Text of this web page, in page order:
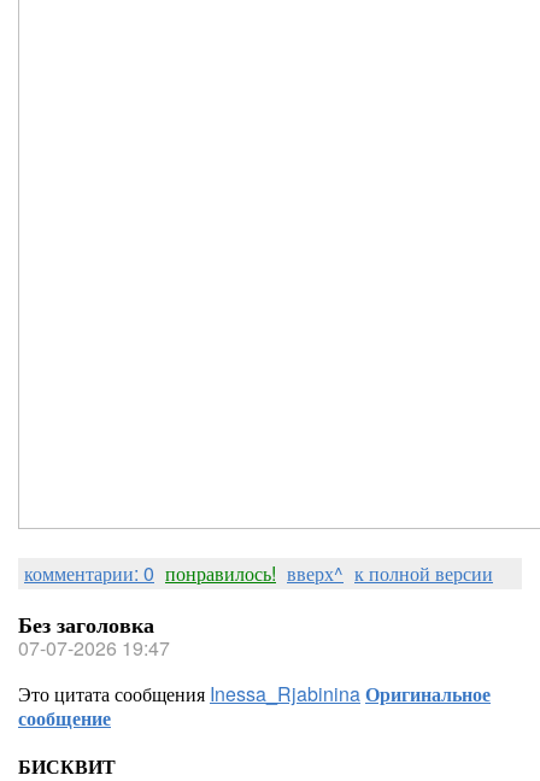
комментарии: 0 понравилось! вверх^ к полной версии
Без заголовка
07-07-2026 19:47
Это цитата сообщения Inessa_RjabininaОригинальное
сообщение
БИСКВИТ